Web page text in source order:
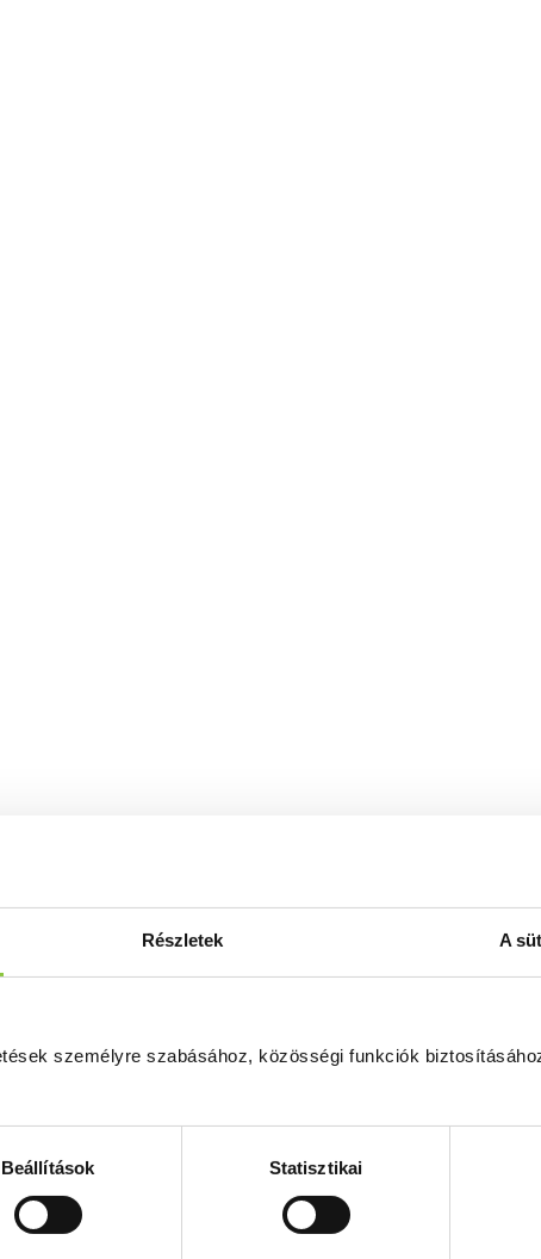
Részletek A
személyre szabásához, közösségi funkciók
Beállítások Statisztikai